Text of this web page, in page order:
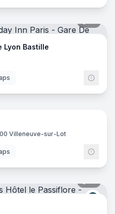
Lyon Bastille
24
Villeneuve-sur-Lot